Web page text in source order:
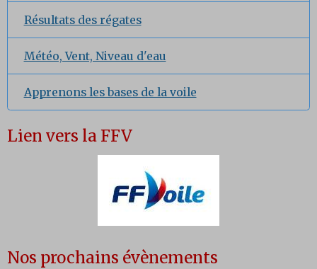
Résultats des régates
Météo, Vent, Niveau d'eau
Apprenons les bases de la voile
Lien vers la FFV
Nos prochains évènements